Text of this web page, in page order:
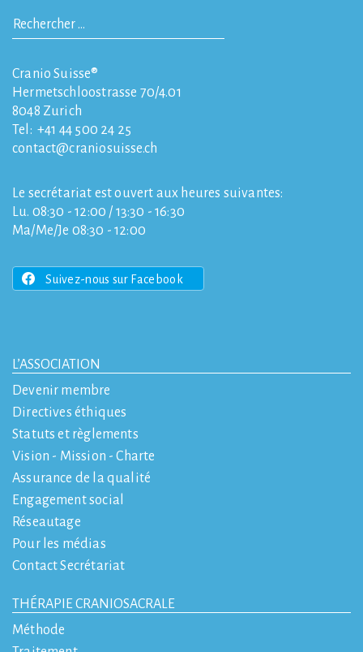
Cranio Suisse®
Hermetschloostrasse 70/4.01
8048 Zurich
Tel: +41 44 500 24 25
contact
craniosuisse.ch
Le secrétariat est ouvert aux heures suivantes:
Lu. 08:30 - 12:00 / 13:30 - 16:30
Ma/Me/Je 08:30 - 12:00
Suivez-nous sur Facebook
L’ASSOCIATION
Devenir membre
Directives éthiques
Statuts et règlements
Vision - Mission - Charte
Assurance de la qualité
Engagement social
Réseautage
Pour les médias
Contact Secrétariat
THÉRAPIE CRANIOSACRALE
Méthode